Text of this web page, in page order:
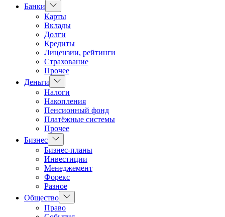
Банки
Показать
подменю
Карты
Вклады
Долги
Кредиты
Лицензии, рейтинги
Страхование
Прочее
Деньги
Показать
подменю
Налоги
Накопления
Пенсионный фонд
Платёжные системы
Прочее
Бизнес Показать
подменю
Бизнес-планы
Инвестиции
Менеджемент
Форекс
Разное
Общество Показать
подменю
Право